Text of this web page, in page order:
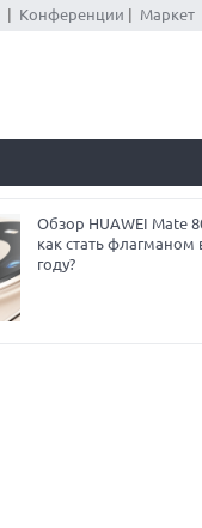
Конференции Маркет
Обзор HUAWEI Mate
как стать флагманом
году?